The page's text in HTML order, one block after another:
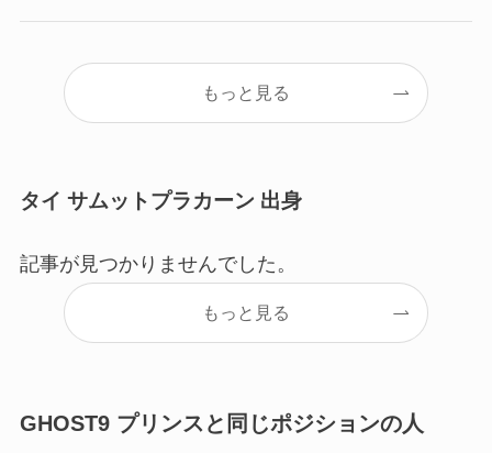
もっと見る
タイ サムットプラカーン 出身
記事が見つかりませんでした。
もっと見る
GHOST9 プリンスと同じポジションの人